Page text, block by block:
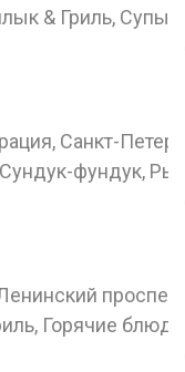
& Гриль, Супы,
Санкт-
фундук,
Горячие